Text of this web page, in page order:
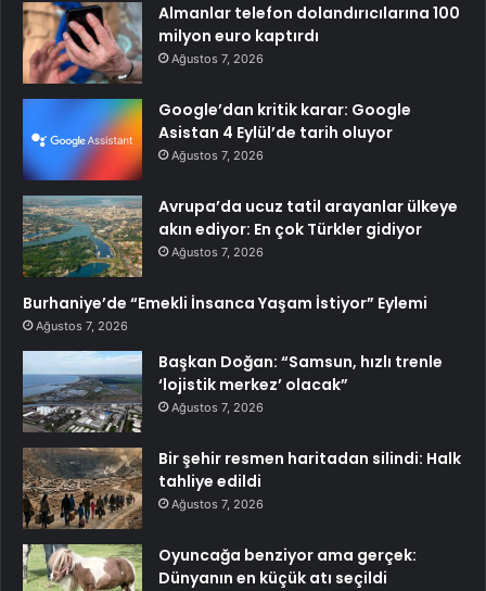
Almanlar telefon dolandırıcılarına 100
milyon euro kaptırdı
Ağustos 7, 2026
Google’dan kritik karar: Google
Asistan 4 Eylül’de tarih oluyor
Ağustos 7, 2026
Avrupa’da ucuz tatil arayanlar ülkeye
akın ediyor: En çok Türkler gidiyor
Ağustos 7, 2026
Burhaniye’de “Emekli İnsanca Yaşam İstiyor” Eylemi
Ağustos 7, 2026
Başkan Doğan: “Samsun, hızlı trenle
‘lojistik merkez’ olacak”
Ağustos 7, 2026
Bir şehir resmen haritadan silindi: Halk
tahliye edildi
Ağustos 7, 2026
Oyuncağa benziyor ama gerçek:
Dünyanın en küçük atı seçildi